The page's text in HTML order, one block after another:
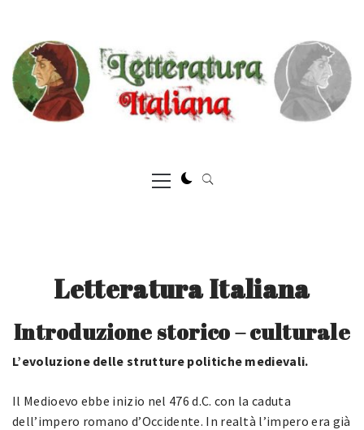
content
Primary
Menu
Letteratura Italiana
Introduzione storico – culturale
L’evoluzione delle strutture politiche medievali.
Il Medioevo ebbe inizio nel 476 d.C. con la caduta
dell’impero romano d’Occidente. In realtà l’impero era già